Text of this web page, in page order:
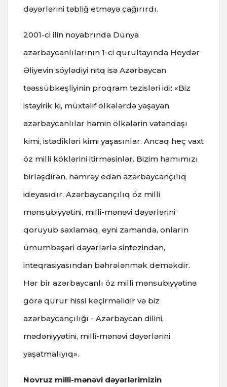
dəyərlərini təbliğ etməyə çağırırdı.
2001-ci ilin noyabrında Dünya
azərbaycanlılarının 1-ci qurultayında Heydər
Əliyevin söylədiyi nitq isə Azərbaycan
təəssübkeşliyinin proqram tezisləri idi: «Biz
istəyirik ki, müxtəlif ölkələrdə yaşayan
azərbaycanlılar həmin ölkələrin vətəndaşı
kimi, istədikləri kimi yaşasınlar. Ancaq heç vaxt
öz milli köklərini itirməsinlər. Bizim hamımızı
birləşdirən, həmrəy edən azərbaycançılıq
ideyasıdır. Azərbaycançılıq öz milli
mənsubiyyətini, milli-mənəvi dəyərlərini
qoruyub saxlamaq, eyni zamanda, onların
ümumbəşəri dəyərlərlə sintezindən,
inteqrasiyasından bəhrələnmək deməkdir.
Hər bir azərbaycanlı öz milli mənsubiyyətinə
görə qürur hissi keçirməlidir və biz
azərbaycançılığı - Azərbaycan dilini,
mədəniyyətini, milli-mənəvi dəyərlərini
yaşatmalıyıq».
Novruz milli-mənəvi dəyərlərimizin